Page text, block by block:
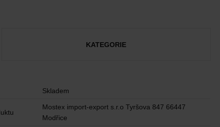
KATEGORIE
Skladem
Mostex import-export s.r.o Tyršova 847 66447
Modřice